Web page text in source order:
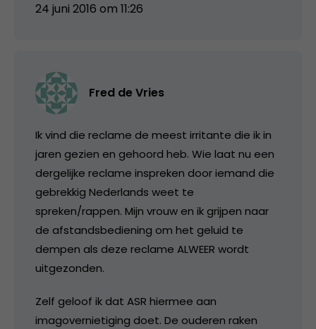
24 juni 2016 om 11:26
Fred de Vries
Ik vind die reclame de meest irritante die ik in
jaren gezien en gehoord heb. Wie laat nu een
dergelijke reclame inspreken door iemand die
gebrekkig Nederlands weet te
spreken/rappen. Mijn vrouw en ik grijpen naar
de afstandsbediening om het geluid te
dempen als deze reclame ALWEER wordt
uitgezonden.
Zelf geloof ik dat ASR hiermee aan
imagovernietiging doet. De ouderen raken